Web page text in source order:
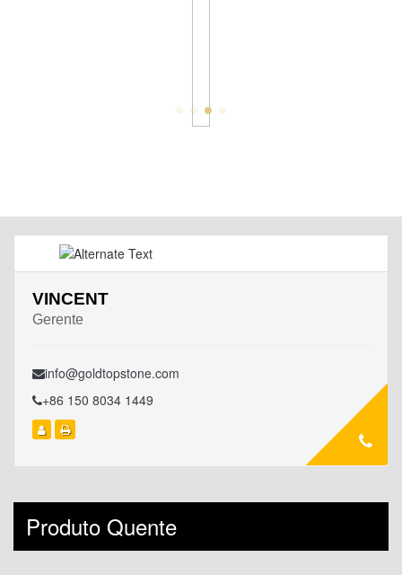
VINCENT
Gerente
info@goldtopstone.com
+86 150 8034 1449
Produto Quente